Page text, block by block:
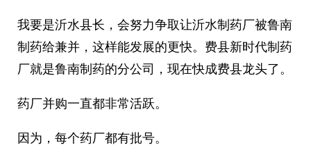
我要是沂水县长，会努力争取让沂水制药厂被鲁南
制药给兼并，这样能发展的更快。费县新时代制药
厂就是鲁南制药的分公司，现在快成费县龙头了。
药厂并购一直都非常活跃。
因为，每个药厂都有批号。